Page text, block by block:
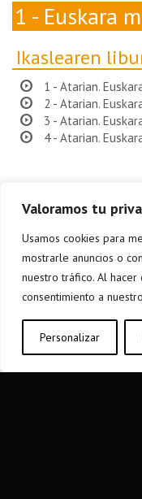
Valoramos tu
Usamos cookies para
mostrarle anuncios o
nuestro tráfico. Al hacer
consentimiento a
Personalizar
1 - Euskara
Ikaslearen
1 - Atarian.
2 - Atarian.
3 - Atarian.
4 - Atarian.